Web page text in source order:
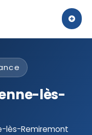
lès-
lès-Remiremont